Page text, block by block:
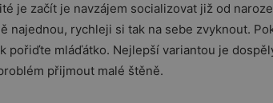
je začít je navzájem socializovat již od
najednou, rychleji si tak na sebe zvyknout.
pořiďte mláďátko. Nejlepší variantou je
přijmout malé štěně.